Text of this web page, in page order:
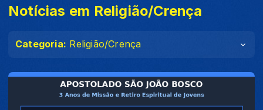
Notícias em Religião/Crença
Categoria: Religião/Crença